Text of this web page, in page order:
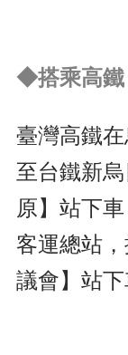
◆搭乘高鐵
臺灣高鐵
至台鐵新
原】站下
客運總站
議會】站下